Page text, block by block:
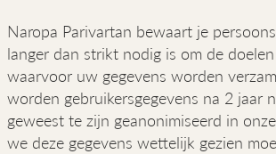
Naropa Parivartan bewaart je
langer dan strikt nodig is om de
waarvoor uw gegevens worden
worden gebruikersgegevens na 2 jaar
geweest te zijn geanonimiseerd in
we deze gegevens wettelijk gezien